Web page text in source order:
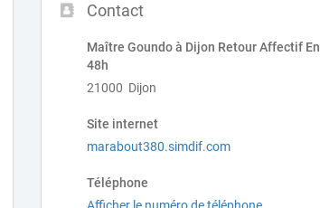
Contact
Maître Goundo à Dijon Retour Affectif En
48h
21000 Dijon
Site internet
marabout380.simdif.com
Téléphone